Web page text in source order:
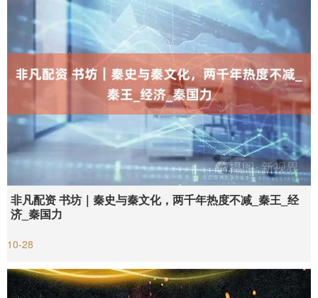
非凡配资 书坊｜秦史与秦文化，两千年热度不减_秦王_经
济_秦国力
10-28